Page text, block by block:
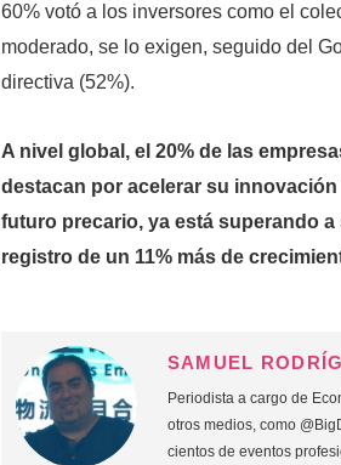
60% votó a los inversores como el
moderado, se lo exigen, seguido del
directiva (52%).
A nivel global, el 20% de las
destacan por acelerar su
futuro precario, ya está superando
registro de un 11% más de
SAMUEL
Periodista a cargo de
otros medios, como
cientos de eventos